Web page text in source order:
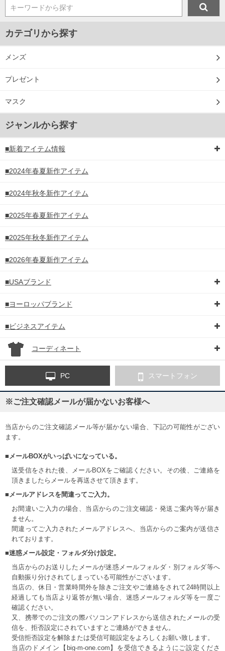
キーワードから探す
カテゴリから探す
メンズ
プレゼント
マスク
ジャンルから探す
■新着アイテム情報
■2024年春夏新作アイテム
■2024年秋冬新作アイテム
■2025年春夏新作アイテム
■2025年秋冬新作アイテム
■2026年春夏新作アイテム
■USAブランド
■ヨーロッパブランド
■ビジネスアイテム
コーディネート
PC スマートフォン
※ご注文確認メールが届かないお客様へ
当店からのご注文確認メール等が届かない場合、下記の可能性がござい
ます。
■メールBOXがいっぱいになっている。
送受信をされた後、メールBOXをご確認ください。その後、ご連絡を
頂きましたらメールを再送させて頂きます。
■メールアドレスを間違ってご入力。
お間違いご入力の場合、当店からのご注文確認・発送ご案内等が届き
ません。
間違ってご入力されたメールアドレスへ、当店からのご案内が送信さ
れております。
■迷惑メール設定・フォルダ分け設定。
当店からのお送りしたメールが迷惑メールフォルダ・別フォルダ等へ
自動振り分けされてしまっている可能性がございます。
当店の、休日・営業時間外を除きご注文やご連絡をされて24時間以上
経過しても当店より返答が無い場合、迷惑メールフォルダ等を一度ご
確認ください。
又、携帯でのご注文の際パソコンアドレスから送信されたメールの受
信を、拒否設定にされていますとご連絡ができません。
受信拒否設定を解除または受信可能設定をよろしくお願い致します。
当店のドメイン【big-m-one.com】を受信できるようにご設定くださ